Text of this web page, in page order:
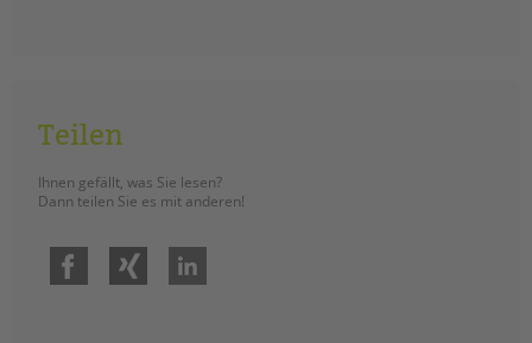
Teilen
Ihnen gefällt, was Sie lesen?
Dann teilen Sie es mit anderen!
Facebook